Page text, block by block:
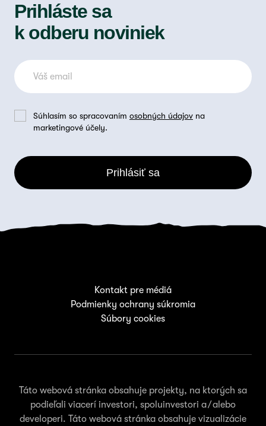
Prihláste sa
k odberu noviniek
Súhlasím so spracovaním osobných údajov na
marketingové účely.
Prihlásiť sa
Kontakt pre médiá
Podmienky ochrany súkromia
Súbory cookies
Táto webová stránka obsahuje projekty, na ktorých sa
podieľali viacerí investori, spoluinvestori a/alebo
developeri. Táto webová stránka obsahuje vizualizácie